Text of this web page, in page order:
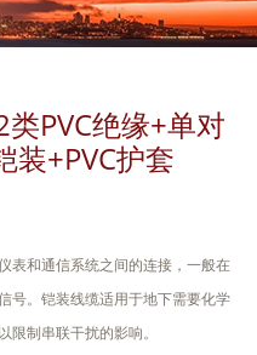
PVC绝缘+单对
装+PVC护套
表和通信系统之间的连接，一般在
号。铠装线缆适用于地下需要化学
制串联干扰的影响。